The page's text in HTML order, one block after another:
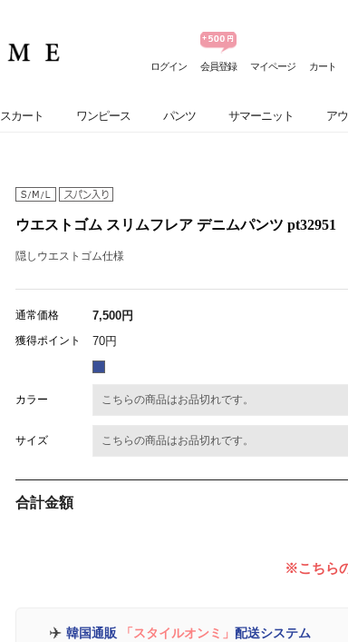
ログイン 会員登録 マイページ カート
スカート ワンピース パンツ サマーニット ア
ウエストゴム スリムフレア デニムパンツ pt32951
隠しウエストゴム仕様
通常価格 7,500円
獲得ポイント 70円
カラー
サイズ
合計金額
※こちら
✈️ 韓国通販 「スタイルオンミ」 配送システム